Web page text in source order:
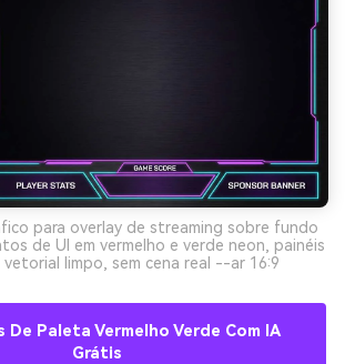
para overlay de streaming sobre fundo
de UI em vermelho e verde neon, painéis
limpo, sem cena real --ar 16:9
De Paleta Vermelho Verde Com IA
Grátis